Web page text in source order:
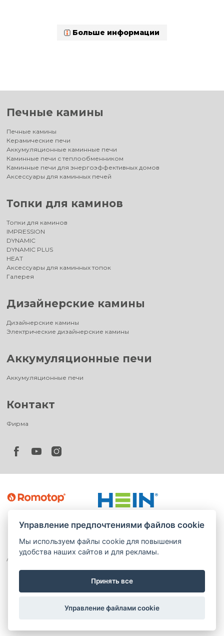
Больше информации
Печные камины
Печные камины
Керамические печи
Аккумуляционные каминные печи
Каминные печи с теплообменником
Каминные печи для энергоэффективных домов
Аксессуары для каминных печей
Топки для каминов
Топки для каминов
IMPRESSION
DYNAMIC
DYNAMIC PLUS
HEAT
Аксессуары для каминных топок
Галерея
Дизайнерские камины
Дизайнерские камины
Электрические дизайнерские камины
Аккумуляционные печи
Аккумуляционные печи
Контакт
Фирма
Управление предпочтениями файлов cookie
Мы используем файлы cookie для повышения
удобства наших сайтов и для рекламы.
Принять все
Управление файлами cookie